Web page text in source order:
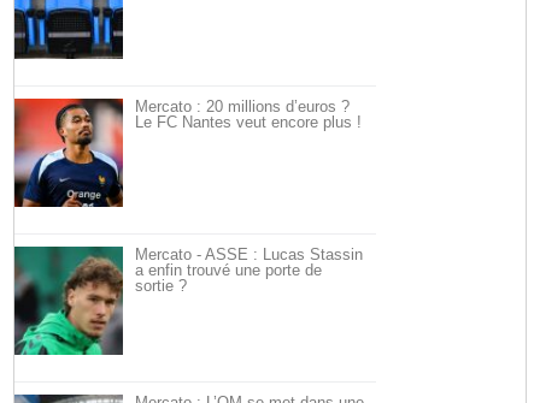
Mercato : 20 millions d’euros ?
Le FC Nantes veut encore plus !
Mercato - ASSE : Lucas Stassin
a enfin trouvé une porte de
sortie ?